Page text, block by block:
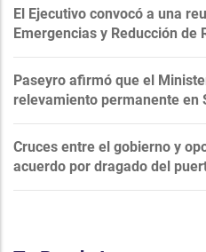
El Ejecutivo convocó a una
Emergencias y Reducción de
Paseyro afirmó que el
relevamiento permanente en
Cruces entre el gobierno y
acuerdo por dragado del